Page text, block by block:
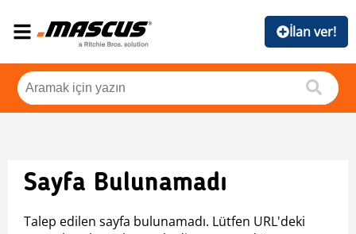
İlan ver!
Sayfa Bulunamadı
Talep edilen sayfa bulunamadı. Lütfen URL'deki